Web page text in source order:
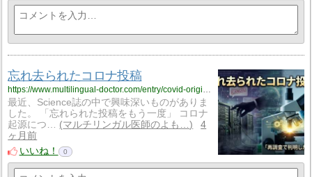
忘れ去られたコロナ投稿
https://www.multilingual-doctor.com/entry/covid-origin-revisit?utm_source=feed
最近、Science誌の中で興味深いものがありま
した。 「忘れられた投稿をもう一度」 コロナ
起源につ…
マルチリンガル医師のよも…
4
ヶ月前
いいね！
0